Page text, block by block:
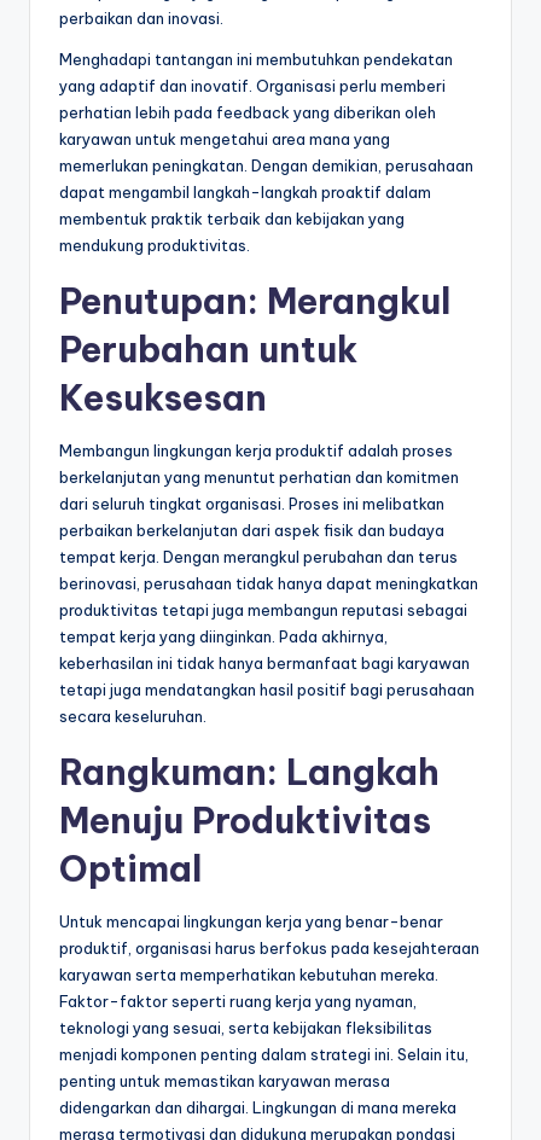
perbaikan dan inovasi.
Menghadapi tantangan ini membutuhkan pendekatan
yang adaptif dan inovatif. Organisasi perlu memberi
perhatian lebih pada feedback yang diberikan oleh
karyawan untuk mengetahui area mana yang
memerlukan peningkatan. Dengan demikian, perusahaan
dapat mengambil langkah-langkah proaktif dalam
membentuk praktik terbaik dan kebijakan yang
mendukung produktivitas.
Penutupan: Merangkul
Perubahan untuk
Kesuksesan
Membangun lingkungan kerja produktif adalah proses
berkelanjutan yang menuntut perhatian dan komitmen
dari seluruh tingkat organisasi. Proses ini melibatkan
perbaikan berkelanjutan dari aspek fisik dan budaya
tempat kerja. Dengan merangkul perubahan dan terus
berinovasi, perusahaan tidak hanya dapat meningkatkan
produktivitas tetapi juga membangun reputasi sebagai
tempat kerja yang diinginkan. Pada akhirnya,
keberhasilan ini tidak hanya bermanfaat bagi karyawan
tetapi juga mendatangkan hasil positif bagi perusahaan
secara keseluruhan.
Rangkuman: Langkah
Menuju Produktivitas
Optimal
Untuk mencapai lingkungan kerja yang benar-benar
produktif, organisasi harus berfokus pada kesejahteraan
karyawan serta memperhatikan kebutuhan mereka.
Faktor-faktor seperti ruang kerja yang nyaman,
teknologi yang sesuai, serta kebijakan fleksibilitas
menjadi komponen penting dalam strategi ini. Selain itu,
penting untuk memastikan karyawan merasa
didengarkan dan dihargai. Lingkungan di mana mereka
merasa termotivasi dan didukung merupakan pondasi